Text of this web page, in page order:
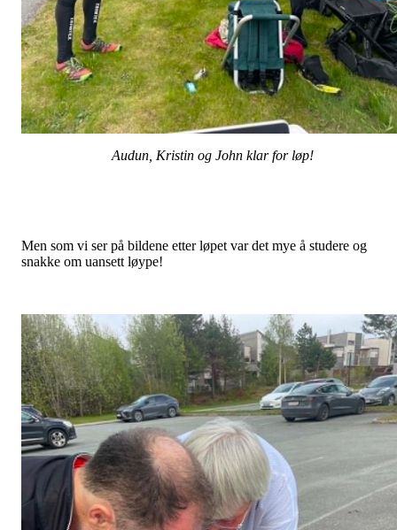
Audun, Kristin og John klar for løp!
Men som vi ser på bildene etter løpet var det mye å studere og
snakke om uansett løype!